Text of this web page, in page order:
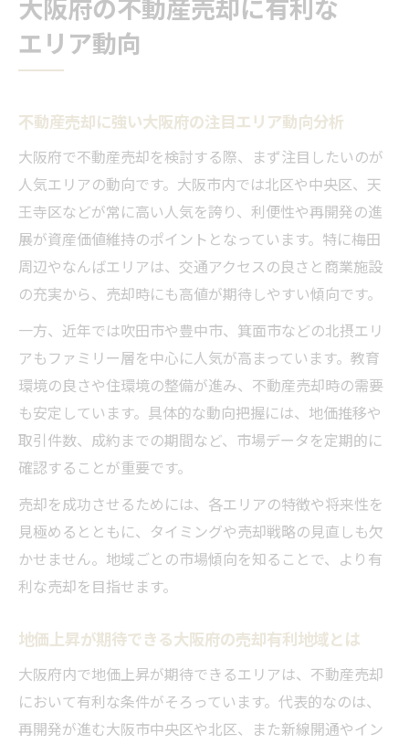
人気エリアの市場傾向と不動産売却の関係
性
不動産売却で資産価値維持を実現する戦略
人気エリアの売却成功に必要な資産価値分
析
大阪府で不動産売却時に重視すべきポイン
ト
資産価値を守る不動産売却の実践的な方法
術
長期視点で選ぶ大阪府の不動産売却先
長期的な資産価値維持を考えた不動産売却
大阪府で長期視点が重要な不動産売却の理
将来有望なエリア選びと不動産売却の関係
不動産売却で重視したい長期的な成長性
資産価値が落ちない大阪府の売却先とは
不動産売却で注目の未来志向エリアの特性
資産形成に優れる大阪府の地域選定ポイン
ト
将来性が高い不動産売却エリアの見極め方
大阪府の不動産売却に有利な
エリア動向
不動産売却に強い大阪府の注目エリア動向分析
大阪府で不動産売却を検討する際、まず注目したいのが
人気エリアの動向です。大阪市内では北区や中央区、天
王寺区などが常に高い人気を誇り、利便性や再開発の進
展が資産価値維持のポイントとなっています。特に梅田
周辺やなんばエリアは、交通アクセスの良さと商業施設
の充実から、売却時にも高値が期待しやすい傾向です。
一方、近年では吹田市や豊中市、箕面市などの北摂エリ
アもファミリー層を中心に人気が高まっています。教育
環境の良さや住環境の整備が進み、不動産売却時の需要
も安定しています。具体的な動向把握には、地価推移や
取引件数、成約までの期間など、市場データを定期的に
確認することが重要です。
売却を成功させるためには、各エリアの特徴や将来性を
見極めるとともに、タイミングや売却戦略の見直しも欠
かせません。地域ごとの市場傾向を知ることで、より有
利な売却を目指せます。
地価上昇が期待できる大阪府の売却有利地域とは
大阪府内で地価上昇が期待できるエリアは、不動産売却
において有利な条件がそろっています。代表的なのは、
再開発が進む大阪市中央区や北区、また新線開通やイン